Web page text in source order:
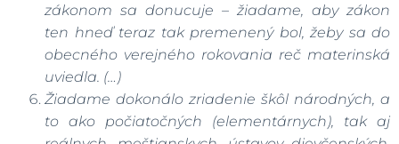
zákonom sa donucuje – žiadame, aby zákon
ten hneď teraz tak premenený bol, žeby sa do
obecného verejného rokovania reč materinská
uviedla. (…)
Žiadame dokonálo zriadenie škôl národných, a
to ako počiatočných (elementárnych), tak aj